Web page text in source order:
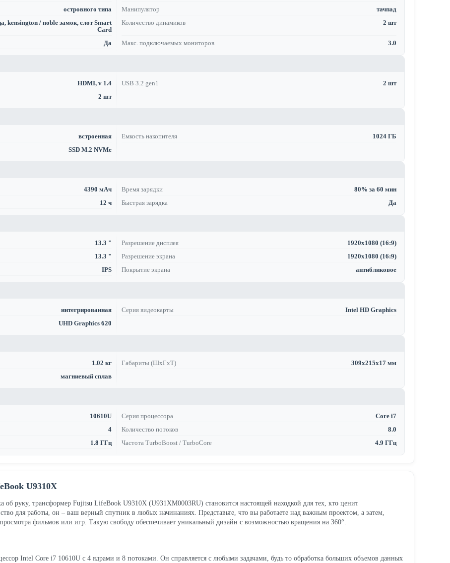
островного типа Манипулятор
тачпад
kensington / noble замок, слот Smart
Card
Количество динамиков 2 шт
Да Макс. подключаемых мониторов 3.0
HDMI, v 1.4 USB 3.2 gen1
2 шт
2 шт
встроенная Емкость накопителя
1024 ГБ
SSD M.2 NVMe
4390 мАч Время зарядки
80% за 60 мин
12 ч Быстрая зарядка Да
13.3 " Разрешение дисплея
1920x1080 (16:9)
13.3 " Разрешение экрана
1920x1080 (16:9)
IPS Покрытие экрана антибликовое
интегрированная Серия видеокарты
Intel HD Graphics
UHD Graphics 620
1.02 кг Габариты (ШхГхТ)
309x215x17 мм
магниевый сплав
10610U Серия процессора
Core i7
4 Количество потоков
8.0
1.8 ГГц Частота TurboBoost / TurboCore 4.9 ГГц
U9310X
об руку, трансформер Fujitsu LifeBook U9310X (U931XM0003RU) становится настоящей находкой для тех, кто ценит
для работы, он – ваш верный спутник в любых начинаниях. Представьте, что вы работаете над важным проектом, а затем,
фильмов или игр. Такую свободу обеспечивает уникальный дизайн с возможностью вращения на 360°.
Intel Core i7 10610U с 4 ядрами и 8 потоками. Он справляется с любыми задачами, будь то обработка больших объемов данных